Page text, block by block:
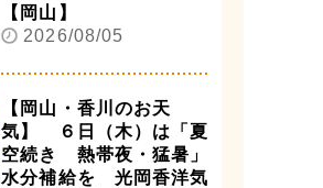
【岡山】
2026/08/05
【岡山・香川のお天
気】 ６日（木）は「夏
空続き 熱帯夜・猛暑」
水分補給を 光岡香洋気